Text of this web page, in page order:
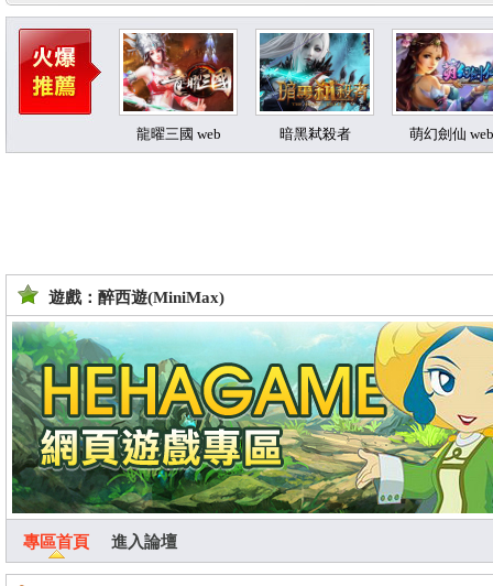
龍曜三國 web 暗黑弒殺者 萌幻劍仙 web
遊戲：醉西遊(MiniMax)
專區首頁 進入論壇